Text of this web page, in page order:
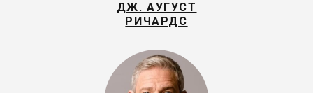
ДЖ. АУГУСТ
РИЧАРДС